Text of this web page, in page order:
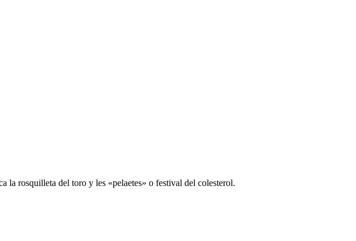
la rosquilleta del toro y les «pelaetes» o festival del colesterol.